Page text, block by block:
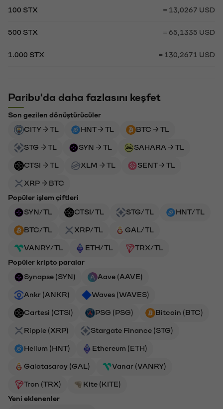
100 STX = 13,0267 USD
500 STX = 65,1335 USD
1.000 STX = 130,2671 USD
Paribu'da daha fazlasını keşfet
Son gezilen dönüştürücüler
CITY → TL
HNT → TL BTC → TL
STG → TL SYN → TL SAHARA → TL
CTSI → TL XLM → TL SENT → TL
XRP → BTC
Popüler işlem çiftleri
SYN/TL
CTSI/TL STG/TL HNT/TL
BTC/TL XRP/TL GAL/TL
VANRY/TL ETH/TL
TRX/TL
Popüler kripto paralar
Synapse (SYN)
Aave (AAVE)
Ankr (ANKR) Waves (WAVES)
Cartesi (CTSI) PSG (PSG) Bitcoin (BTC)
Ripple (XRP) Stargate Finance (STG)
Helium (HNT) Ethereum (ETH)
Galatasaray (GAL) Vanar (VANRY)
Tron (TRX)
Kite (KITE)
Yeni eklenenler